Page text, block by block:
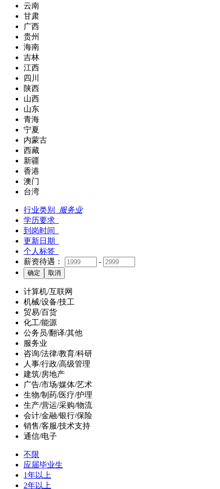
云南
甘肃
广西
贵州
海南
吉林
江西
四川
陕西
山西
山东
青海
宁夏
内蒙古
西藏
新疆
香港
澳门
台湾
行业类别
服务业
学历要求
到岗时间
更新日期
个人标签
薪资待遇：
-
计算机/互联网
机械/设备/技工
贸易/百货
化工/能源
公务员/翻译/其他
服务业
咨询/法律/教育/科研
人事/行政/高级管理
建筑/房地产
广告/市场/媒体/艺术
生物/制药/医疗/护理
生产/营运/采购/物流
会计/金融/银行/保险
销售/客服/技术支持
通信/电子
不限
应届毕业生
1年以上
2年以上